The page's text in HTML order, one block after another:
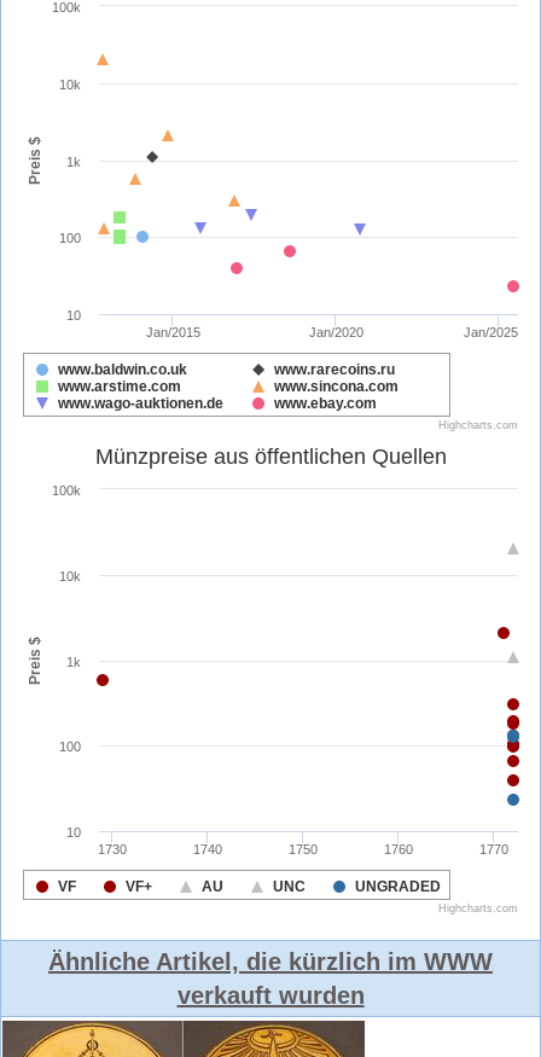
Ähnliche Artikel, die kürzlich im WWW
verkauft wurden